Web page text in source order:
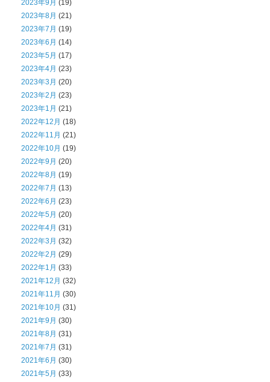
2023年9月 (19)
2023年8月 (21)
2023年7月 (19)
2023年6月 (14)
2023年5月 (17)
2023年4月 (23)
2023年3月 (20)
2023年2月 (23)
2023年1月 (21)
2022年12月 (18)
2022年11月 (21)
2022年10月 (19)
2022年9月 (20)
2022年8月 (19)
2022年7月 (13)
2022年6月 (23)
2022年5月 (20)
2022年4月 (31)
2022年3月 (32)
2022年2月 (29)
2022年1月 (33)
2021年12月 (32)
2021年11月 (30)
2021年10月 (31)
2021年9月 (30)
2021年8月 (31)
2021年7月 (31)
2021年6月 (30)
2021年5月 (33)